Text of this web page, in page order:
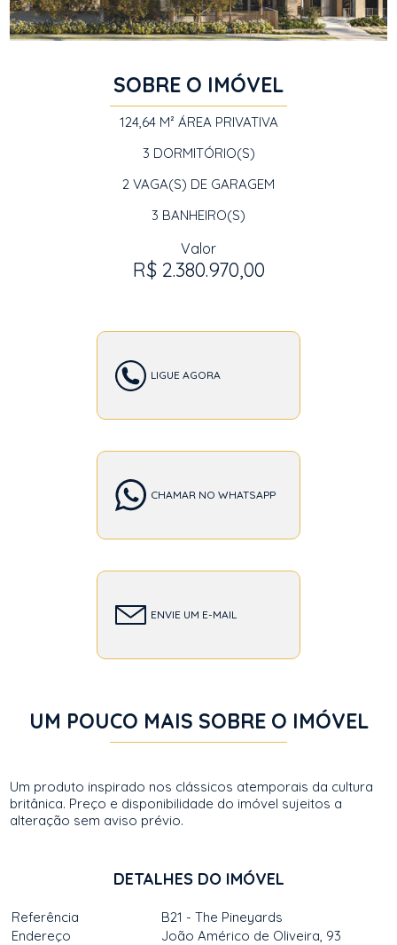
SOBRE O IMÓVEL
124,64 M² ÁREA PRIVATIVA
3 DORMITÓRIO(S)
2 VAGA(S) DE GARAGEM
3 BANHEIRO(S)
Valor
R$ 2.380.970,00
LIGUE AGORA
CHAMAR NO WHATSAPP
ENVIE UM E-MAIL
UM POUCO MAIS SOBRE O IMÓVEL
Um produto inspirado nos clássicos atemporais da cultura
britânica. Preço e disponibilidade do imóvel sujeitos a
alteração sem aviso prévio.
DETALHES DO IMÓVEL
Referência
B21 - The Pineyards
Endereço
João Américo de Oliveira, 93